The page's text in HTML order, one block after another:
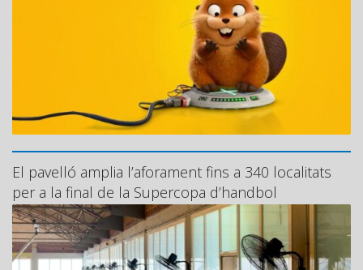
El pavelló amplia l’aforament fins a 340 localitats
per a la final de la Supercopa d’handbol